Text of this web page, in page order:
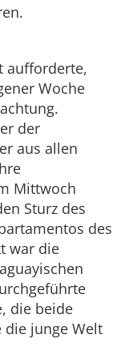
aufforderte,
Woche
der
aus allen
Mittwoch
Sturz des
des
war die
die beide
die junge Welt